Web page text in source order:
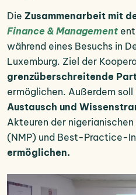
Die Zusammenarbeit mit
Finance & Management
während eines Besuchs in
Luxemburg. Ziel der
grenzüberschreitende
ermöglichen. Außerdem soll
Austausch und
Akteuren der
(NMP) und Best-Practice-
ermöglichen.